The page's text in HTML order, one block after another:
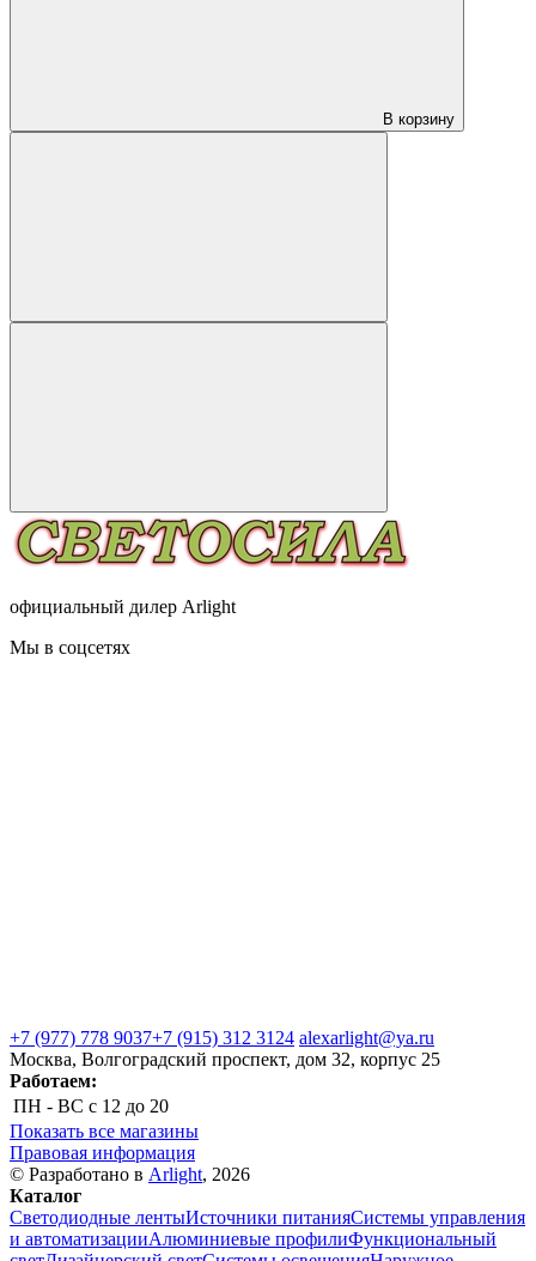
В корзину
официальный дилер Arlight
Мы в соцсетях
+7 (977) 778 9037+7 (915) 312 3124 alexarlight@ya.ru
Москва, Волгоградский проспект, дом 32, корпус 25
Работаем:
ПН - ВС с 12 до 20
Показать все магазины
Правовая информация
© Разработано в Arlight, 2026
Каталог
Светодиодные лентыИсточники питанияСистемы управления
и автоматизацииАлюминиевые профилиФункциональный